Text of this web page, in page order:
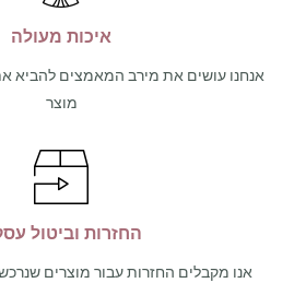
איכות מעולה
אנחנו עושים את מירב המאמצים להביא
מוצר
החזרות וביטול